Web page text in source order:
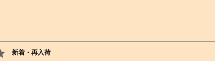
新着・再入荷